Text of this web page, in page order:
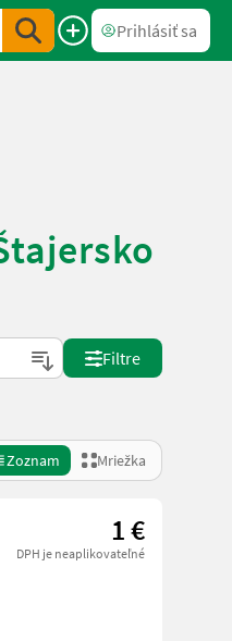
Prihlásiť sa
Filtre
Zoznam Mriežka
1 €
DPH je neaplikovateľné